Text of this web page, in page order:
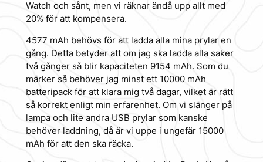
Watch och sånt, men vi räknar ändå upp allt med
20% för att kompensera.
4577 mAh behövs för att ladda alla mina prylar en
gång. Detta betyder att om jag ska ladda alla saker
två gånger så blir kapaciteten 9154 mAh. Som du
märker så behöver jag minst ett 10000 mAh
batteripack för att klara mig två dagar, vilket är rätt
så korrekt enligt min erfarenhet. Om vi slänger på
lampa och lite andra USB prylar som kanske
behöver laddning, då är vi uppe i ungefär 15000
mAh för att den ska räcka.